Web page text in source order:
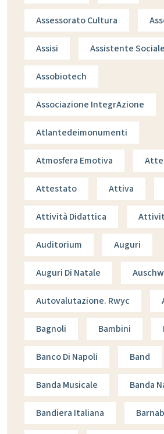
Assessorato Cultura
Assisi Assistente Sociale
Assobiotech
Associazione IntegrAzione
Atlantedeimonumenti
Atmosfera Emotiva
Attestato Attiva
Attività Didattica
Auditorium Auguri
Auguri Di Natale
Autovalutazione. Rwyc
Bagnoli Bambini
Banco Di Napoli Band
Banda Musicale Banda
Bandiera Italiana